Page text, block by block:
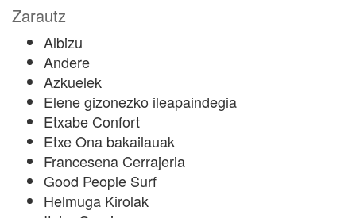
Zarautz
Albizu
Andere
Azkuelek
Elene gizonezko ileapaindegia
Etxabe Confort
Etxe Ona bakailauak
Francesena Cerrajeria
Good People Surf
Helmuga Kirolak